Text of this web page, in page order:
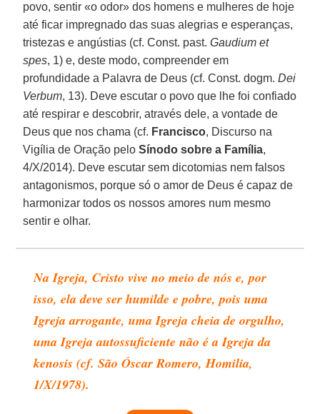
povo, sentir «o odor» dos homens e mulheres de hoje
até ficar impregnado das suas alegrias e esperanças,
tristezas e angústias (cf. Const. past.Gaudium et
spes, 1) e, deste modo, compreender em
profundidade a Palavra de Deus (cf. Const. dogm.Dei
Verbum, 13). Deve escutar o povo que lhe foi confiado
até respirar e descobrir, através dele, a vontade de
Deus que nos chama (cf. Francisco, Discurso na
Vigília de Oração peloSínodo sobre a Família,
4/X/2014). Deve escutar sem dicotomias nem falsos
antagonismos, porque só o amor de Deus é capaz de
harmonizar todos os nossos amores num mesmo
sentir e olhar.
Na Igreja, Cristo vive no meio de nós e, por
isso, ela deve ser humilde e pobre, pois uma
Igreja arrogante, uma Igreja cheia de orgulho,
uma Igreja autossuficiente não é a Igreja da
kenosis (cf.São Óscar Romero, Homilia,
1/X/1978).